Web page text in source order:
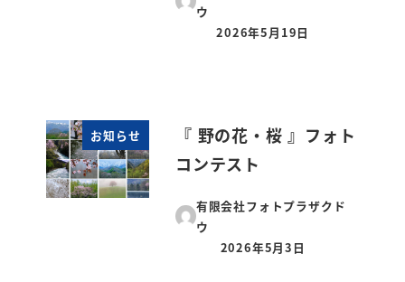
ウ
投稿日
2026年5月19日
お知らせ
『 野の花・桜 』フォト
コンテスト
有限会社フォトプラザクド
ウ
投稿日
2026年5月3日